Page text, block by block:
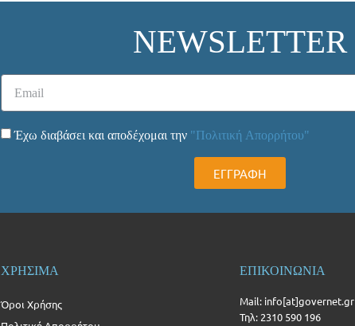
NEWSLETTER
Έχω διαβάσει και αποδέχομαι την "Πολιτική Απορρήτου"
ΕΓΓΡΑΦΗ
ΧΡΗΣΙΜΑ
Όροι Χρήσης
ΕΠΙΚΟΙΝΩΝΙΑ
Mail: info[at]governet.gr
Τηλ: 2310 590 196